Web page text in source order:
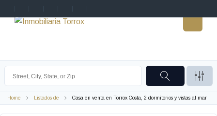
Home Listados de Casa en venta en Torrox Costa, 2 dormitorios y vistas al mar